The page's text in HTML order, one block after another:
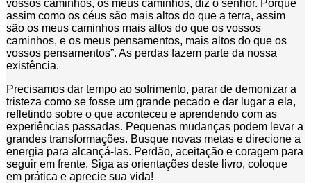
vossos caminhos, os meus caminhos, diz o senhor. Porque
assim como os céus são mais altos do que a terra, assim
são os meus caminhos mais altos do que os vossos
caminhos, e os meus pensamentos, mais altos do que os
vossos pensamentos”. As perdas fazem parte da nossa
existência.
Precisamos dar tempo ao sofrimento, parar de demonizar a
tristeza como se fosse um grande pecado e dar lugar a ela,
refletindo sobre o que aconteceu e aprendendo com as
experiências passadas. Pequenas mudanças podem levar a
grandes transformações. Busque novas metas e direcione a
energia para alcançá-las. Perdão, aceitação e coragem para
seguir em frente. Siga as orientações deste livro, coloque
em prática e aprecie sua vida!